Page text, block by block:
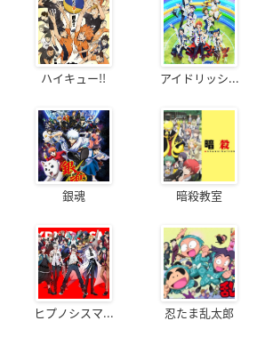
ハイキュー!! アイドリッシ...
銀魂 暗殺教室
ヒプノシスマ... 忍たま乱太郎